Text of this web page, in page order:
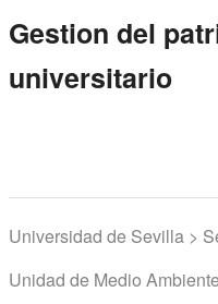
Gestion del
universitario
Universidad de Sevilla >
Unidad de Medio